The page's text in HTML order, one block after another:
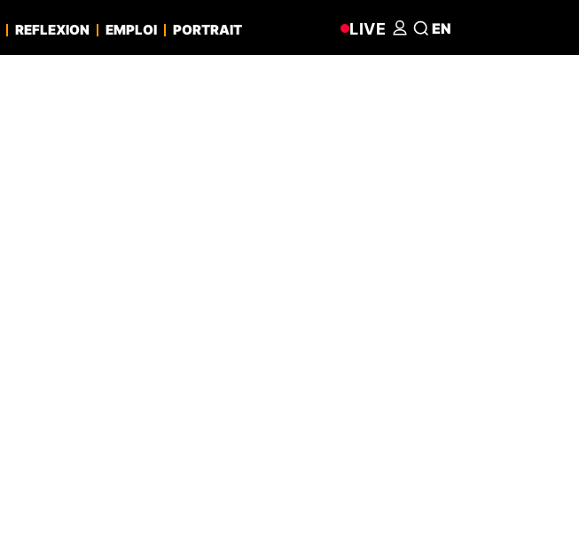
REFLEXION EMPLOI PORTRAIT LIVE EN